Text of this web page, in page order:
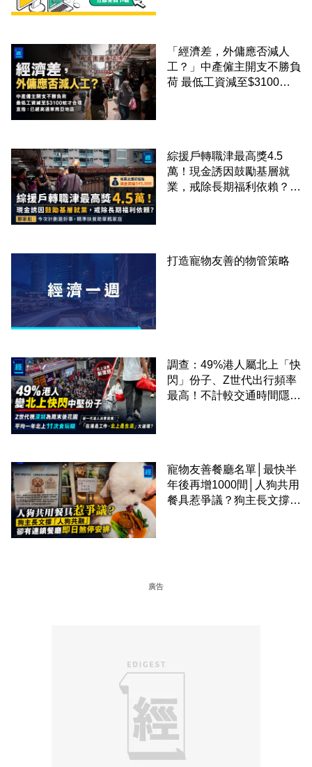
「經濟差，外傭應否減人
工？」中產僱主開支不勝負
荷 最低工資減至$3100蚊
綜援戶轉職津最高獎4.5
萬！現金誘因鼓勵基層就
業，戒除長期福利依賴？鄧
打造寵物友善的物管策略
調查：49%港人屬北上「快
閃」份子、Z世代出行頻率
最高！不計較交通時間隱形
寵物友善餐廳名單│最快半
年後再增1000間│人狗共用
餐具惹爭議？狗主長文撐
廣告